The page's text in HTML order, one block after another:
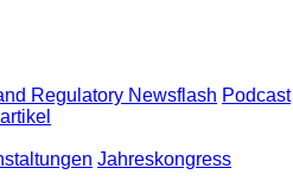
Regulatory Newsflash Podcast
Jahreskongress